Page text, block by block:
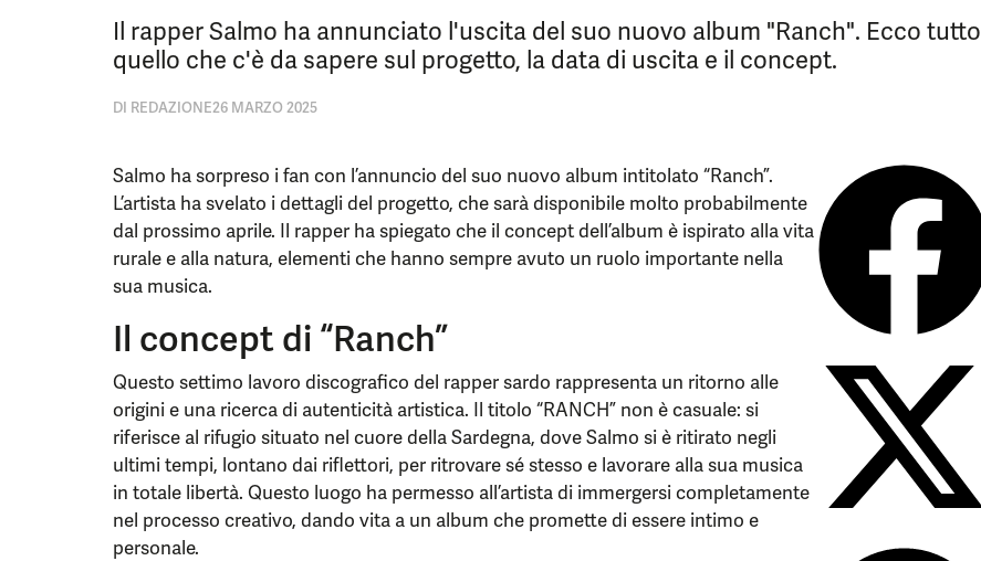
Il rapper Salmo ha annunciato l'uscita del suo nuovo album "Ranch". Ecco tutto
quello che c'è da sapere sul progetto, la data di uscita e il concept.
DI REDAZIONE26 MARZO 2025
Salmo ha sorpreso i fan con l’annuncio del suo nuovo album intitolato “Ranch”.
L’artista ha svelato i dettagli del progetto, che sarà disponibile molto probabilmente
dal prossimo aprile. Il rapper ha spiegato che il concept dell’album è ispirato alla vita
rurale e alla natura, elementi che hanno sempre avuto un ruolo importante nella
sua musica.
Il concept di “Ranch”
Questo settimo lavoro discografico del rapper sardo rappresenta un ritorno alle
origini e una ricerca di autenticità artistica. Il titolo “RANCH” non è casuale: si
riferisce al rifugio situato nel cuore della Sardegna, dove Salmo si è ritirato negli
ultimi tempi, lontano dai riflettori, per ritrovare sé stesso e lavorare alla sua musica
in totale libertà. Questo luogo ha permesso all’artista di immergersi completamente
nel processo creativo, dando vita a un album che promette di essere intimo e
personale.